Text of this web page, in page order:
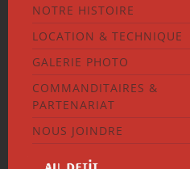
NOTRE HISTOIRE
LOCATION & TECHNIQUE
GALERIE PHOTO
COMMANDITAIRES &
PARTENARIAT
NOUS JOINDRE